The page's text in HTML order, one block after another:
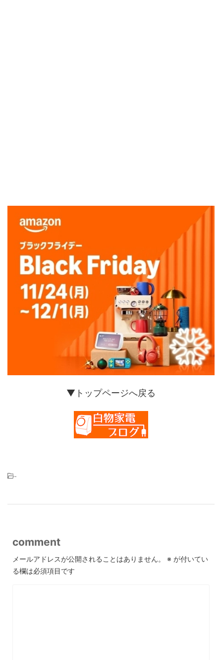
▼トップページへ戻る
-
comment
メールアドレスが公開されることはありません。 ※ が付いてい
る欄は必須項目です